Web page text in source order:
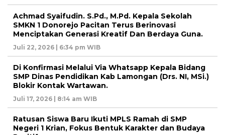
Achmad Syaifudin. S.Pd., M.Pd. Kepala Sekolah
SMKN 1 Donorejo Pacitan Terus Berinovasi
Menciptakan Generasi Kreatif Dan Berdaya Guna.
Juli 22, 2026 | 6:34 pm WIB
Di Konfirmasi Melalui Via Whatsapp Kepala Bidang
SMP Dinas Pendidikan Kab Lamongan (Drs. NI, MSi.)
Blokir Kontak Wartawan.
Juli 17, 2026 | 8:14 am WIB
Ratusan Siswa Baru Ikuti MPLS Ramah di SMP
Negeri 1 Krian, Fokus Bentuk Karakter dan Budaya